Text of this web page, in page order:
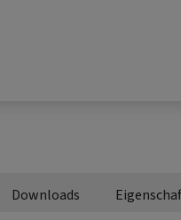
Downloads